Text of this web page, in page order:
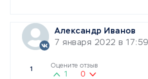
Александр Иванов
7 января 2022 в 17:59
1
Оцените отзыв
1 0